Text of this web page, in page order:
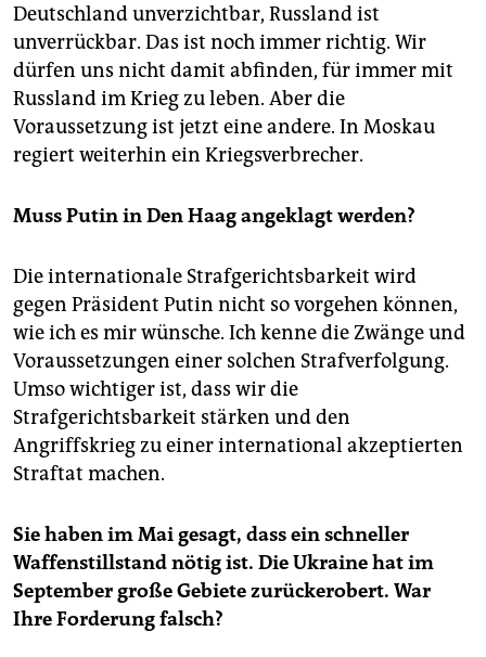
Deutschland unverzichtbar, Russland ist
unverrückbar. Das ist noch immer richtig. Wir
dürfen uns nicht damit abfinden, für immer mit
Russland im Krieg zu leben. Aber die
Voraussetzung ist jetzt eine andere. In Moskau
regiert weiterhin ein Kriegsverbrecher.
Muss Putin in Den Haag angeklagt werden?
Die internationale Strafgerichtsbarkeit wird
gegen Präsident Putin nicht so vorgehen können,
wie ich es mir wünsche. Ich kenne die Zwänge und
Voraussetzungen einer solchen Strafverfolgung.
Umso wichtiger ist, dass wir die
Strafgerichtsbarkeit stärken und den
Angriffskrieg zu einer international akzeptierten
Straftat machen.
Sie haben im Mai gesagt, dass ein schneller
Waffenstillstand nötig ist. Die Ukraine hat im
September große Gebiete zurückerobert. War
Ihre Forderung falsch?